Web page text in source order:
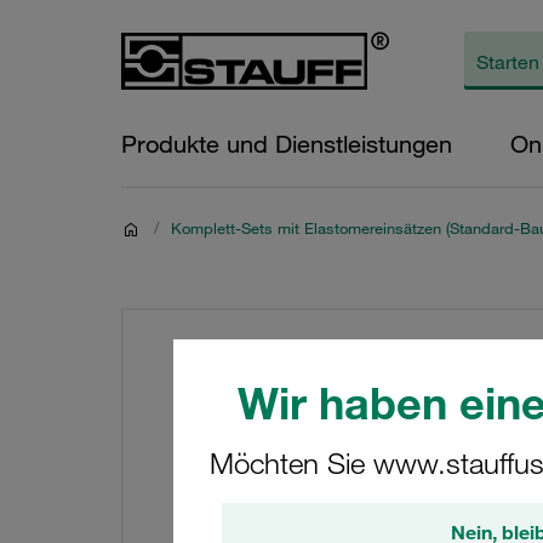
Wir haben
Möchten Sie
Nein,
Produkte und Dienstleistungen
/ Komplett-Sets mit Elastomereinsätzen (Standard-